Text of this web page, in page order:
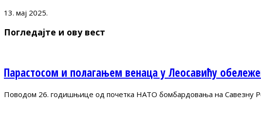
13. мај 2025.
Погледајте и ову вест
Парастосом и полагањем венаца у Леосавићу
Поводом 26. годишњице од почетка НАТО бомбардовања на Савезну